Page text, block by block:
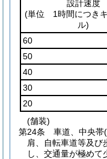
設計速度
(単位 1時間につき
ル)
60
50
40
30
20
(舗装)
第24条
車道、中央帯
肩、自転車道等及び
し、交通量が極め